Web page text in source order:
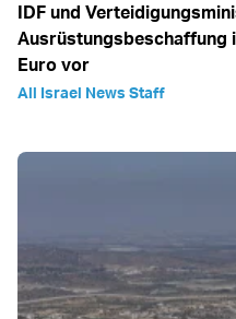
IDF und
Ausrüstungsbeschaffung
Euro vor
All Israel News Staff